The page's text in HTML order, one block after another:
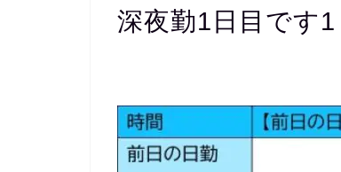
深夜勤1日目です1